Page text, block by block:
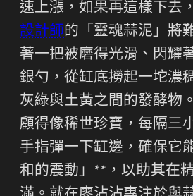
速上漲，如果再這樣下去
設計師的「靈魂蒜泥」將
著一把被磨得光滑、閃耀
銀勺，從缸底撈起一坨濃
灰綠與土黃之間的發酵物
顧得像稀世珍寶，每隔三
手指彈一下缸邊，確保它
和的震動」**，以助其在